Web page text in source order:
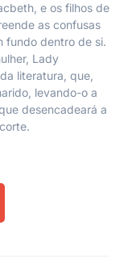
e os filhos de
as confusas
fundo dentro de si.
Lady
literatura, que,
levando-o a
desencadeará a